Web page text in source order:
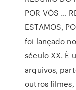
POR VÓS …
ESTAMOS,
foi lançado
século XX. È
arquivos,
outros